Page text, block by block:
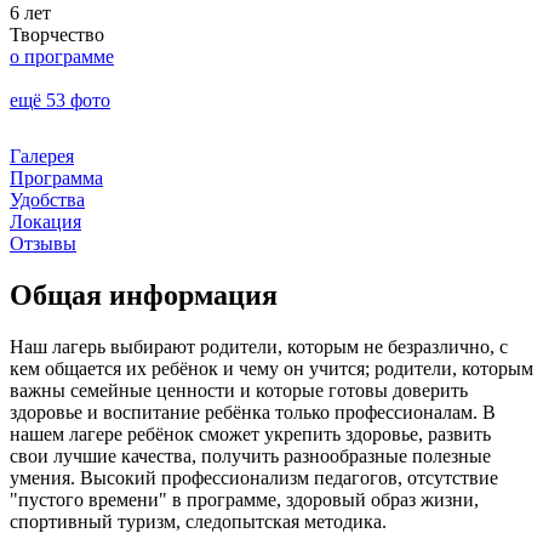
6 лет
Творчество
о программе
ещё 53 фото
Галерея
Программа
Удобства
Локация
Отзывы
Общая информация
Наш лагерь выбирают родители, которым не безразлично, с
кем общается их ребёнок и чему он учится; родители, которым
важны семейные ценности и которые готовы доверить
здоровье и воспитание ребёнка только профессионалам. В
нашем лагере ребёнок сможет укрепить здоровье, развить
свои лучшие качества, получить разнообразные полезные
умения. Высокий профессионализм педагогов, отсутствие
"пустого времени" в программе, здоровый образ жизни,
спортивный туризм, следопытская методика.